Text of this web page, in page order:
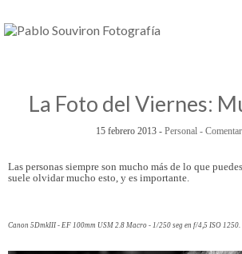
La Foto del Viernes:
15 febrero 2013 - Personal - Comentar
Las personas siempre son mucho más de lo que
suele olvidar mucho esto, y es importante.
Canon 5DmkIII - EF 100mm USM 2.8 Macro - 1/250 seg en f/4,5 ISO 1250.